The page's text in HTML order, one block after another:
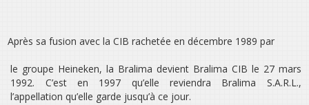
Après sa fusion avec la CIB rachetée en décembre 1989 par
le groupe Heineken, la Bralima devient Bralima CIB le 27 mars
1992. C’est en 1997 qu’elle reviendra Bralima S.A.R.L.,
l’appellation qu’elle garde jusqu’à ce jour.